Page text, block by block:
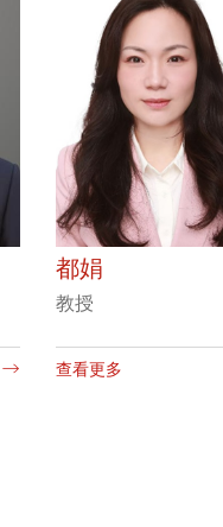
都娟
教授
查看更多